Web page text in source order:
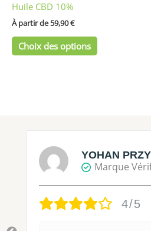
Huile CBD 10%
À partir de 59,90€
Choix des options
du
YOHAN
Marque
4/5